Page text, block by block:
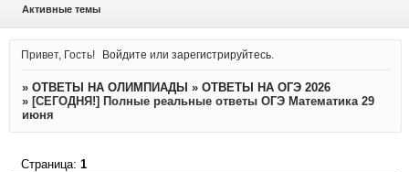
Активные темы
Привет, Гость! Войдите илизарегистрируйтесь
» ОТВЕТЫ НА ОЛИМПИАДЫ » ОТВЕТЫ НА ОГЭ 2026
» [СЕГОДНЯ!] Полные реальные ответы ОГЭ Математика 29
июня
Страница: 1